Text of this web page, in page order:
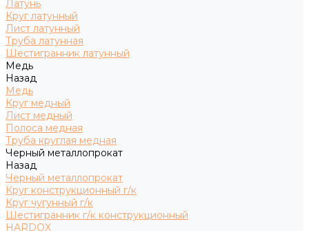
Латунь
Круг латунный
Лист латунный
Труба латунная
Шестигранник латунный
Медь
Назад
Медь
Круг медный
Лист медный
Полоса медная
Труба круглая медная
Черный металлопрокат
Назад
Черный металлопрокат
Круг конструкционный г/к
Круг чугунный г/к
Шестигранник г/к конструкционный
HARDOX